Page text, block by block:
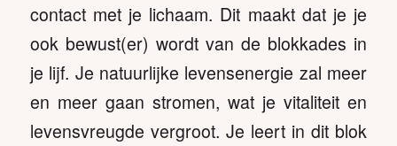
contact met je lichaam. Dit maakt dat je je
ook bewust(er) wordt van de blokkades in
je lijf. Je natuurlijke levensenergie zal meer
en meer gaan stromen, wat je vitaliteit en
levensvreugde vergroot. Je leert in dit blok